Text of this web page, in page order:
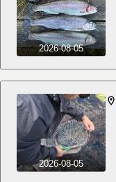
2026-08-05
2026-08-05